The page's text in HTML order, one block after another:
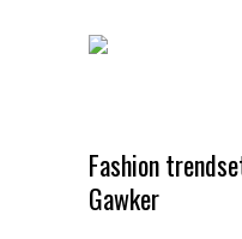
Fashion
Gawker